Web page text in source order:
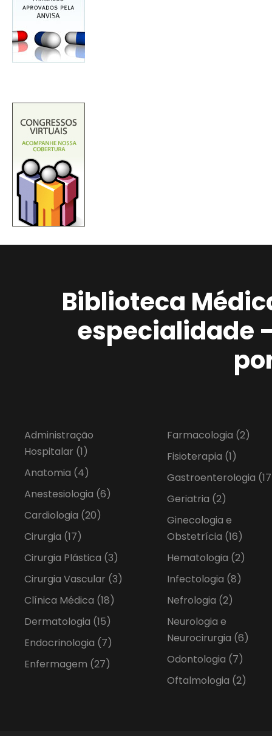
Biblioteca
especialidade
Administração
Hospitalar (1)
Anatomia (4)
Anestesiologia (6)
Cardiologia (20)
Cirurgia (17)
Cirurgia Plástica (3)
Cirurgia Vascular (3)
Clínica Médica (18)
Dermatologia (15)
Endocrinologia (7)
Enfermagem (27)
Farmacologia (2)
Fisioterapia (1)
Gastroenterologia
Geriatria (2)
Ginecologia e
Obstetrícia (16)
Hematologia (2)
Infectologia (8)
Nefrologia (2)
Neurologia e
Neurocirurgia (6)
Odontologia (7)
Oftalmologia (2)